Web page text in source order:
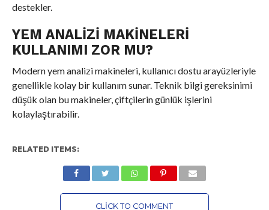
destekler.
YEM ANALIZI MAKINELERI
KULLANIMI ZOR MU?
Modern yem analizi makineleri, kullanıcı dostu arayüzleriyle
genellikle kolay bir kullanım sunar. Teknik bilgi gereksinimi
düşük olan bu makineler, çiftçilerin günlük işlerini
kolaylaştırabilir.
RELATED ITEMS:
CLICK TO COMMENT